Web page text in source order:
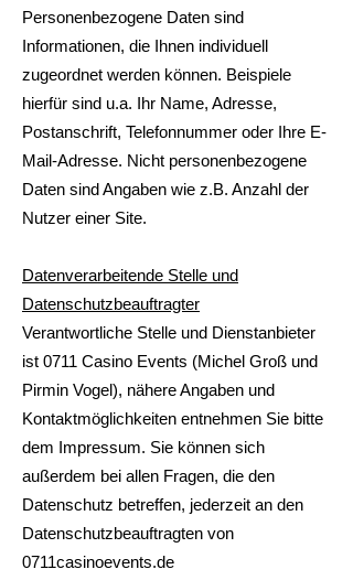
Personenbezogene Daten sind
Informationen, die Ihnen individuell
zugeordnet werden können. Beispiele
hierfür sind u.a. Ihr Name, Adresse,
Postanschrift, Telefonnummer oder Ihre E-
Mail-Adresse. Nicht personenbezogene
Daten sind Angaben wie z.B. Anzahl der
Nutzer einer Site.
Datenverarbeitende Stelle und
Datenschutzbeauftragter
Verantwortliche Stelle und Dienstanbieter
ist 0711 Casino Events (Michel Groß und
Pirmin Vogel), nähere Angaben und
Kontaktmöglichkeiten entnehmen Sie bitte
dem Impressum. Sie können sich
außerdem bei allen Fragen, die den
Datenschutz betreffen, jederzeit an den
Datenschutzbeauftragten von
0711casinoevents.de